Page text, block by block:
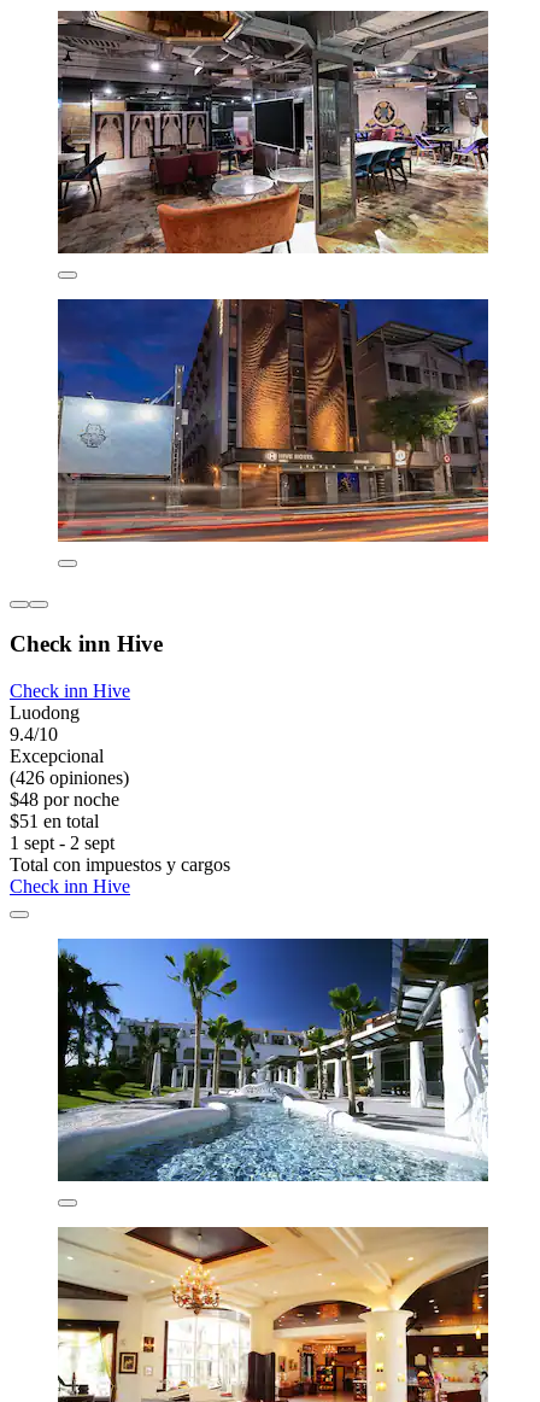
Check inn Hive
Check inn Hive
Luodong
9.4/10
Excepcional
(426 opiniones)
$48 por noche
$51 en total
1 sept - 2 sept
Total con impuestos y cargos
Check inn Hive